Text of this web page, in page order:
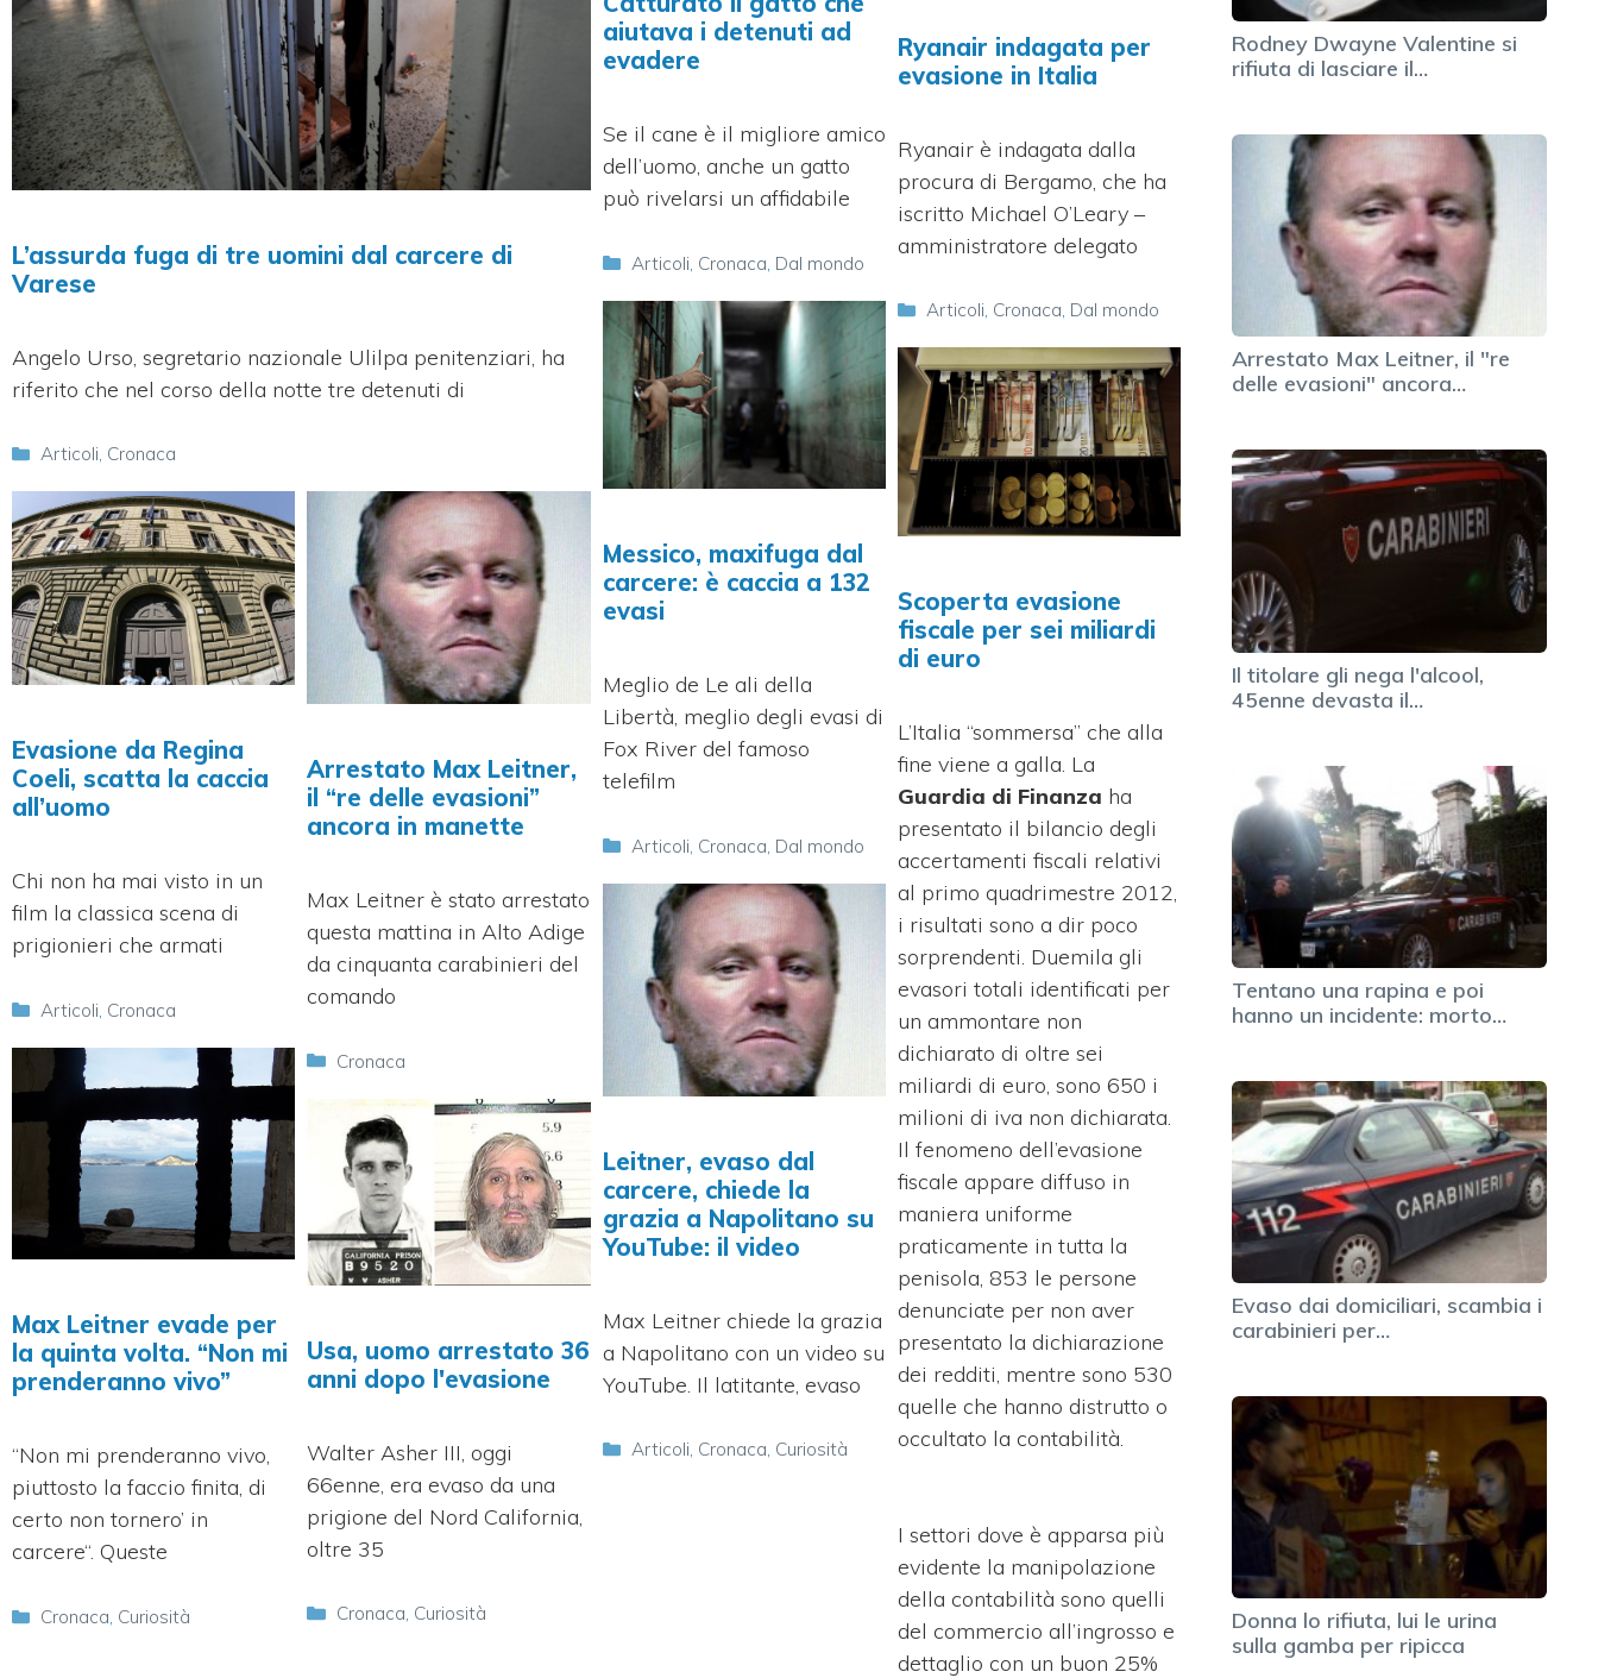
L’assurda fuga di tre uomini dal carcere di
Varese
Angelo Urso, segretario nazionale Ulilpa penitenziari, ha
riferito che nel corso della notte tre detenuti di
Categorie
Articoli, Cronaca
aiutava i detenuti ad
evadere
Se il cane è il migliore amico
dell’uomo, anche un gatto
può rivelarsi un affidabile
Categorie
Articoli, Cronaca, Dal mondo
Ryanair indagata per
evasione in Italia
Ryanair è indagata dalla
procura di Bergamo, che ha
iscritto Michael O’Leary –
amministratore delegato
Categorie
Articoli, Cronaca, Dal mondo
Messico, maxifuga dal
carcere: è caccia a 132
evasi
Meglio de Le ali della
Libertà, meglio degli evasi di
Fox River del famoso
telefilm
Categorie
Articoli, Cronaca, Dal mondo
Scoperta evasione
fiscale per sei miliardi
di euro
L’Italia “sommersa” che alla
fine viene a galla. La
Guardia di Finanza ha
presentato il bilancio degli
accertamenti fiscali relativi
al primo quadrimestre 2012,
i risultati sono a dir poco
sorprendenti. Duemila gli
evasori totali identificati per
un ammontare non
dichiarato di oltre sei
miliardi di euro, sono 650 i
milioni di iva non dichiarata.
Il fenomeno dell’evasione
fiscale appare diffuso in
maniera uniforme
praticamente in tutta la
penisola, 853 le persone
denunciate per non aver
presentato la dichiarazione
dei redditi, mentre sono 530
quelle che hanno distrutto o
occultato la contabilità.
I settori dove è apparsa più
evidente la manipolazione
della contabilità sono quelli
del commercio all’ingrosso e
dettaglio con un buon 25%
Evasione da Regina
Coeli, scatta la caccia
all’uomo
Chi non ha mai visto in un
film la classica scena di
prigionieri che armati
Categorie
Articoli Cronaca
Arrestato Max Leitner,
il “re delle evasioni”
ancora in manette
Max Leitner è stato arrestato
questa mattina in Alto Adige
da cinquanta carabinieri del
comando
Categorie
Cronaca
Leitner, evaso dal
carcere, chiede la
grazia a Napolitano su
YouTube: il video
Max Leitner chiede la grazia
a Napolitano con un video su
YouTube. Il latitante, evaso
Categorie
Articoli, Cronaca, Curiosità
Max Leitner evade per
la quinta volta. “Non mi
prenderanno vivo”
“Non mi prenderanno vivo,
piuttosto la faccio finita, di
certo non tornero’ in
carcere“. Queste
Categorie
Cronaca, Curiosità
Usa, uomo arrestato 36
anni dopo l'evasione
Walter Asher III, oggi
66enne, era evaso da una
prigione del Nord California,
oltre 35
Categorie
Cronaca, Curiosità
Rodney Dwayne Valentine si
rifiuta di lasciare il…
Arrestato Max Leitner, il "re
delle evasioni" ancora…
Il titolare gli nega l'alcool,
45enne devasta il…
Tentano una rapina e poi
hanno un incidente: morto…
Evaso dai domiciliari, scambia i
carabinieri per…
Donna lo rifiuta, lui le urina
sulla gamba per ripicca